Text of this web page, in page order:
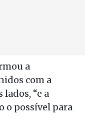
a
com a
“e a
o possível para